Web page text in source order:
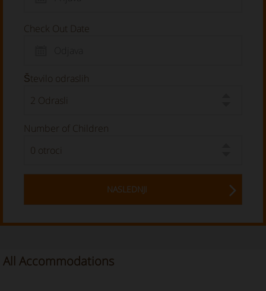
Check Out Date
Število odraslih
Number of Children
NASLEDNJI
All Accommodations